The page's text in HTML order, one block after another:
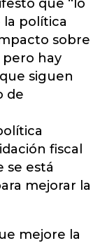
que “lo
la política
sobre
pero hay
siguen
de
fiscal
se está
mejorar la
mejore la